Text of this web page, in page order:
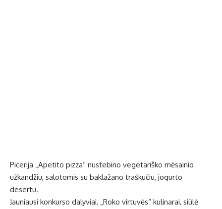
Picerija „Apetito pizza“ nustebino vegetariško mėsainio
užkandžiu, salotomis su baklažano traškučiu, jogurto
desertu.
Jauniausi konkurso dalyviai, „Roko virtuvės“ kulinarai, siūlė